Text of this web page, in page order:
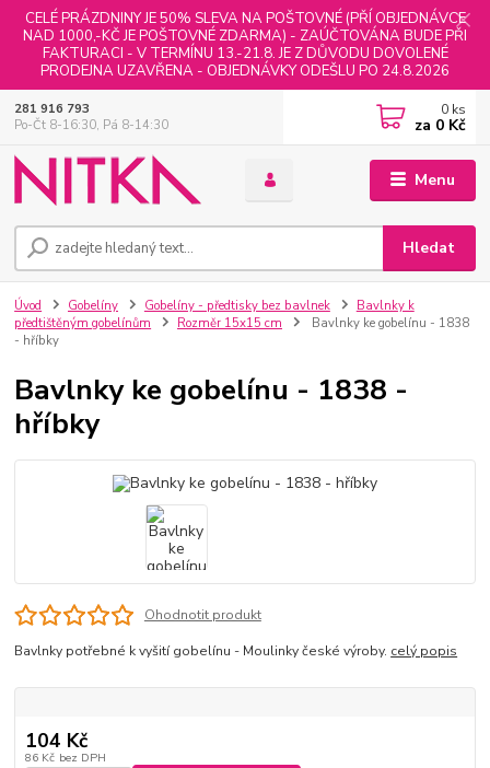
CELÉ PRÁZDNINY JE 50% SLEVA NA POŠTOVNÉ (PŘÍ OBJEDNÁVCE
NAD 1000,-KČ JE POŠTOVNÉ ZDARMA) - ZAÚČTOVÁNA BUDE PŘI
FAKTURACI - V TERMÍNU 13.-21.8. JE Z DŮVODU DOVOLENÉ
PRODEJNA UZAVŘENA - OBJEDNÁVKY ODEŠLU PO 24.8.2026
Menu
Hledat
281 916 793
Po-Čt 8-16:30, Pá 8-14:30
0 ks
za 0 Kč
Úvod Gobelíny Gobelíny - předtisky bez bavlnek
Bavlnky k
předtištěným gobelínům
Rozměr 15x15 cm
Bavlnky ke gobelínu - 1838
- hříbky
Bavlnky ke gobelínu - 1838 -
hříbky
Ohodnotit produkt
Bavlnky potřebné k vyšití gobelínu - Moulinky české výroby. celý popis
104 Kč
86 Kč bez DPH